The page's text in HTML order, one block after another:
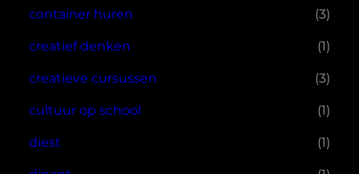
container huren (3)
creatief denken (1)
creatieve cursussen (3)
cultuur op school (1)
diest (1)